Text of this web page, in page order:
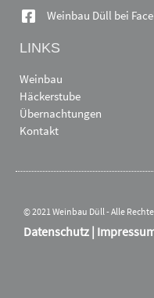
Weinbau Düll bei
LINKS
Weinbau
Häckerstube
Übernachtungen
Kontakt
© 2021 Weinbau Düll - Alle
Datenschutz |